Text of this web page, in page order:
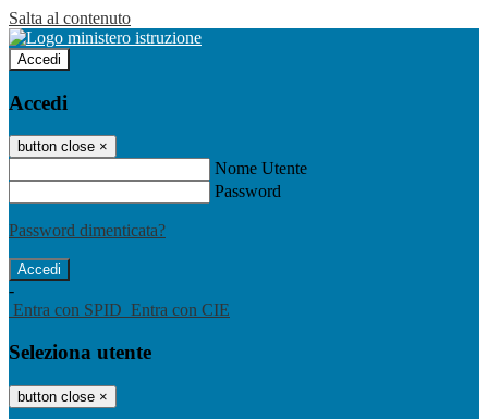
Salta al contenuto
Accedi
Accedi
button close ×
Nome Utente
Password
Password dimenticata?
-
Entra con SPID Entra con CIE
Seleziona utente
button close ×